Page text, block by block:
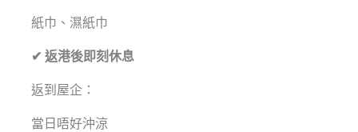
紙巾、濕紙巾
✔ 返港後即刻休息
返到屋企：
當日唔好沖涼